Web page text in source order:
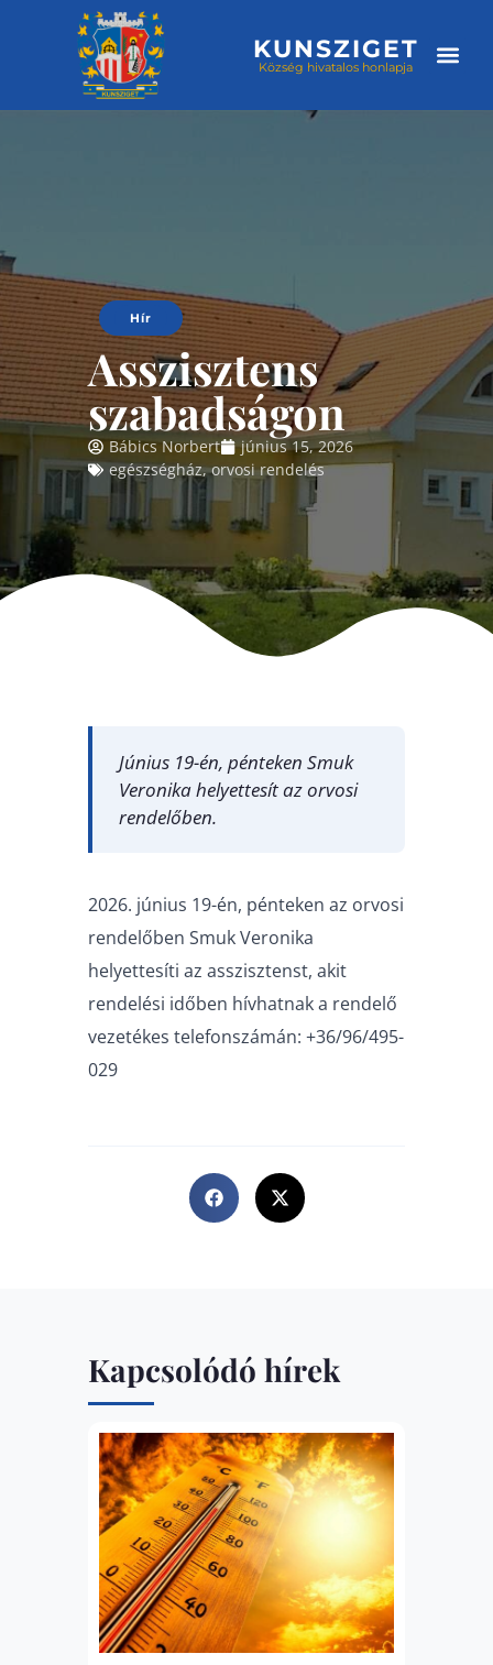
KUNSZIGET
Község hivatalos honlapja
Hír
Asszisztens
szabadságon
Bábics Norbert
június 15, 2026
egészségház,orvosi rendelés
Június 19-én, pénteken Smuk
Veronika helyettesít az orvosi
rendelőben.
2026. június 19-én, pénteken az orvosi
rendelőben Smuk Veronika
helyettesíti az asszisztenst, akit
rendelési időben hívhatnak a rendelő
vezetékes telefonszámán: +36/96/495-
029
Kapcsolódó hírek